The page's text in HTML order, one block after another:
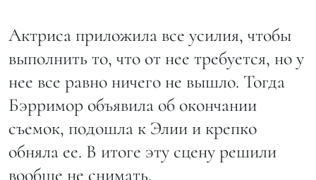
Актриса приложила все усилия, чтобы
выполнить то, что от нее требуется, но у
нее все равно ничего не вышло. Тогда
Бэрримор объявила об окончании
съемок, подошла к Элии и крепко
обняла ее. В итоге эту сцену решили
вообще не снимать.